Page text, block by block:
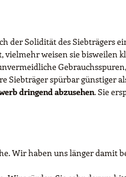
der Solidität des Siebträgers
vielmehr weisen sie bisweilen
Siebträger spürbar günstiger
dringend abzusehen. Sie
Wir haben uns länger damit